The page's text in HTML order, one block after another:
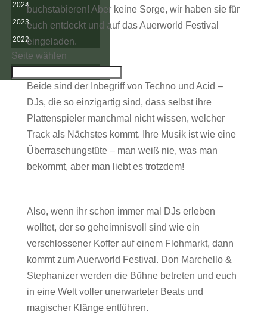
2024
2023
2022
Seite wählen
buchstabieren! Aber keine Sorge, wir haben sie für
euch entdeckt und auf das Auerworld Festival
eingeladen.
Beide sind der Inbegriff von Techno und Acid –
DJs, die so einzigartig sind, dass selbst ihre
Plattenspieler manchmal nicht wissen, welcher
Track als Nächstes kommt. Ihre Musik ist wie eine
Überraschungstüte – man weiß nie, was man
bekommt, aber man liebt es trotzdem!
Also, wenn ihr schon immer mal DJs erleben
wolltet, der so geheimnisvoll sind wie ein
verschlossener Koffer auf einem Flohmarkt, dann
kommt zum Auerworld Festival. Don Marchello &
Stephanizer werden die Bühne betreten und euch
in eine Welt voller unerwarteter Beats und
magischer Klänge entführen.